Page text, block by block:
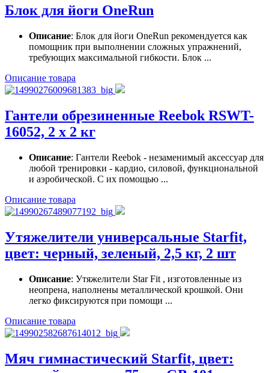
Блок для йоги OneRun
Описание: Блок для йоги OneRun рекомендуется как
помощник при выполнении сложных упражнений,
требующих максимальной гибкости. Блок ...
Описание товара
Гантели обрезиненные Reebok RSWT-
16052, 2 х 2 кг
Описание: Гантели Reebok - незаменимый аксессуар для
любой тренировки - кардио, силовой, функциональной
и аэробической. С их помощью ...
Описание товара
Утяжелители универсальные Starfit,
цвет: черный, зеленый, 2,5 кг, 2 шт
Описание: Утяжелители Star Fit , изготовленные из
неопрена, наполнены металлической крошкой. Они
легко фиксируются при помощи ...
Описание товара
Мяч гимнастический Starfit, цвет: